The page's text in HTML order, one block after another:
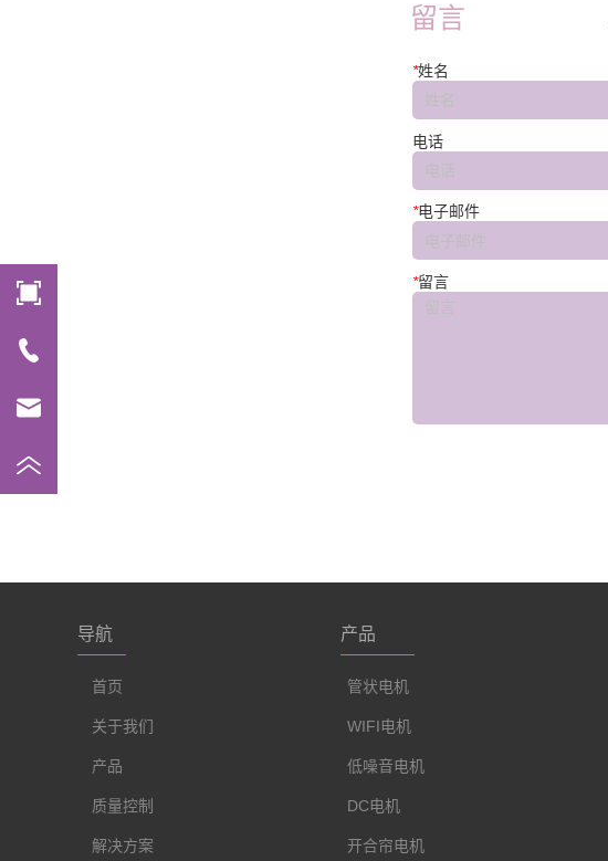
留言
*姓名
电话
*电子邮件
*留言
导航
首页
关于我们
产品
质量控制
解决方案
产品
管状电机
WIFI电机
低噪音电机
DC电机
开合帘电机